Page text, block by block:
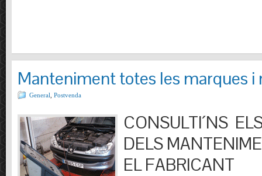
Manteniment totes les marques i
General Postvenda
CONSULTI´NS
DELS
EL FABRICANT